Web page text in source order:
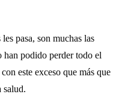
pasa, son muchas las
han podido perder todo el
este exceso que más que
salud.